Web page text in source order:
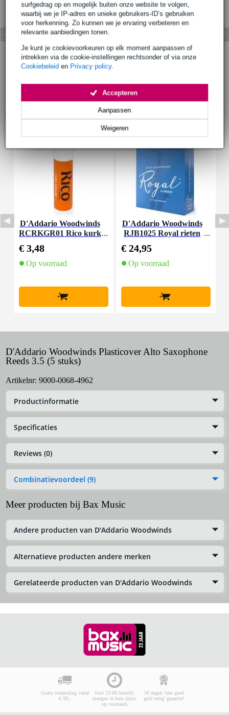
surfgedrag op en mogelijk buiten onze website te volgen,
waarbij we je IP-adres en unieke gebruikers-ID’s gebruiken
voor herkenning. Zo kunnen we je ervaring verbeteren en
relevante aanbiedingen tonen.
Je kunt je cookievoorkeuren op elk moment aanpassen of
intrekken via de cookie-instellingen rechtsonder of via onze
Cookiebeleid en Privacy policy.
Weigeren
Aanpassen
Accepteren
D'Addario Woodwinds
RCRKGR01 Rico kurk
€ 3,48
Op voorraad
+
D'Addario Woodwinds
RJB1025 Royal rieten
€ 24,95
Op voorraad
+
D'Addario Woodwinds Plasticover Alto Saxophone
Reeds 3.5 (5 stuks)
Artikelnr: 9000-0068-4962
Productinformatie
Specificaties
Reviews (0)
Combinatievoordeel (9)
Meer producten bij Bax Music
Andere producten van D'Addario Woodwinds
Alternatieve producten andere merken
Gerelateerde producten van D'Addario Woodwinds
Gratis verzending vanaf
€ 99,-
Voor 23:00 besteld,
morgen in huis (mits
op voorraad)
30 dagen 'niet goed
geld terug' garantie!